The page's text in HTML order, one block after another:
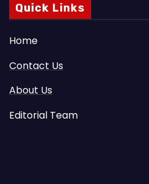
Quick Links
Home
Contact Us
About Us
Editorial Team